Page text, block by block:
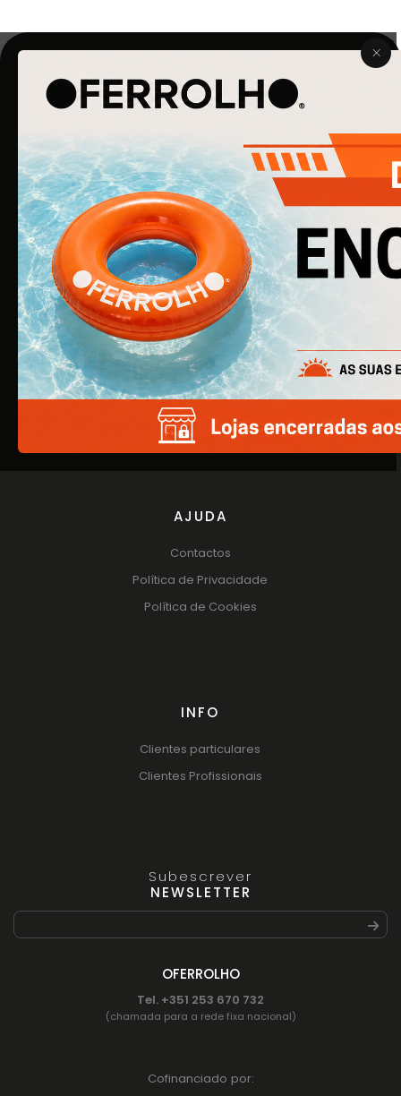
O Ferrolho iniciou a sua atividade em 1990. O que começou
por ser uma simples empresa de ferragens para
construção civil, é agora uma empresa de referência na
área de Ferragens para Mobiliário e Arquitetura.
EMPRESA
Quem Somos
Produtos
Catálogos
AJUDA
Contactos
Política de Privacidade
Política de Cookies
INFO
Clientes particulares
Clientes Profissionais
Subescrever
NEWSLETTER
OFERROLHO
Tel. +351 253 670 732
(chamada para a rede fixa nacional)
Cofinanciado por: